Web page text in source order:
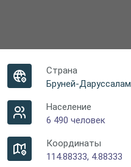
Страна
Бруней-Даруссалам
Население
6 490 человек
Координаты
114.88333, 4.88333